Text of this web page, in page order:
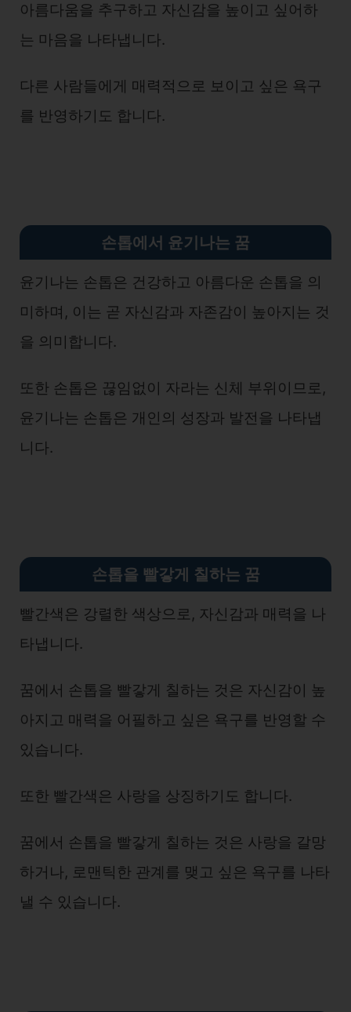
아름다움을 추구하고 자신감을 높이고 싶어하
는 마음을 나타냅니다.
다른 사람들에게 매력적으로 보이고 싶은 욕구
를 반영하기도 합니다.
손톱에서 윤기나는 꿈
윤기나는 손톱은 건강하고 아름다운 손톱을 의
미하며, 이는 곧 자신감과 자존감이 높아지는 것
을 의미합니다.
또한 손톱은 끊임없이 자라는 신체 부위이므로,
윤기나는 손톱은 개인의 성장과 발전을 나타냅
니다.
손톱을 빨갛게 칠하는 꿈
빨간색은 강렬한 색상으로, 자신감과 매력을 나
타냅니다.
꿈에서 손톱을 빨갛게 칠하는 것은 자신감이 높
아지고 매력을 어필하고 싶은 욕구를 반영할 수
있습니다.
또한 빨간색은 사랑을 상징하기도 합니다.
꿈에서 손톱을 빨갛게 칠하는 것은 사랑을 갈망
하거나, 로맨틱한 관계를 맺고 싶은 욕구를 나타
낼 수 있습니다.